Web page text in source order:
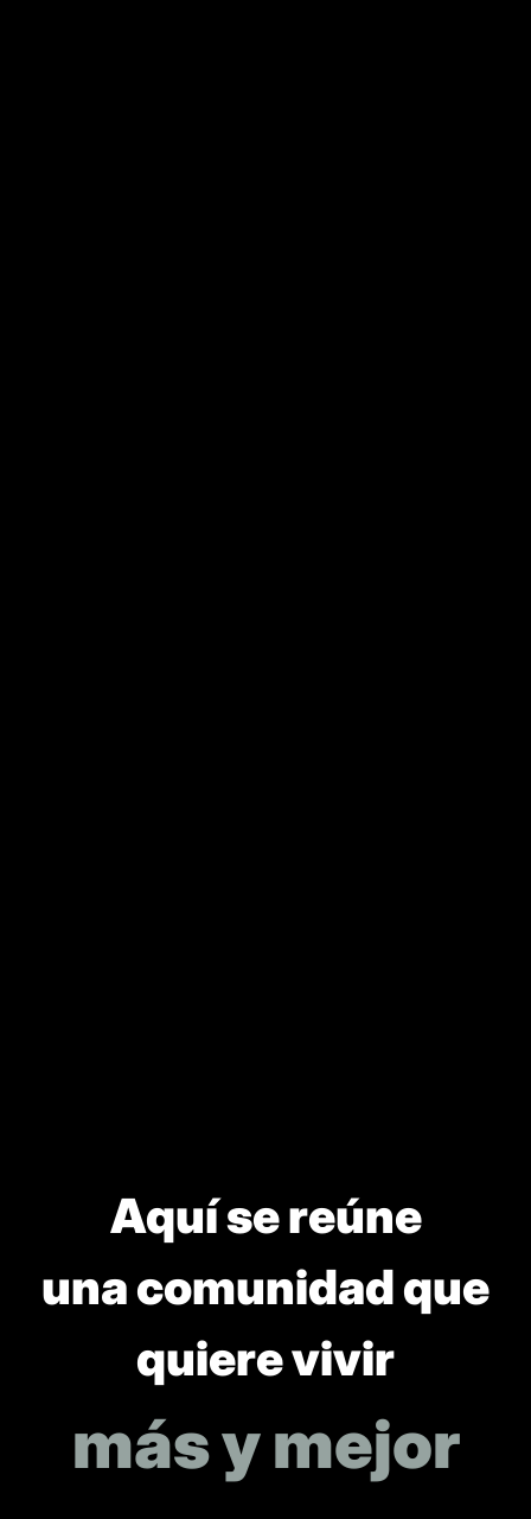
Aquí se reúne
una comunidad que
quiere vivir
más y mejor